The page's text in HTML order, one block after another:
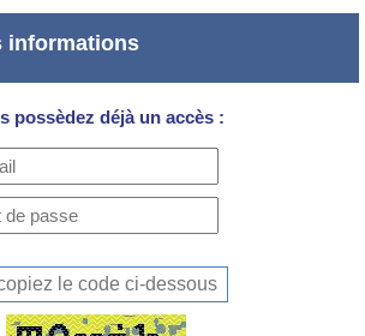
informations
possèdez déjà un accès :